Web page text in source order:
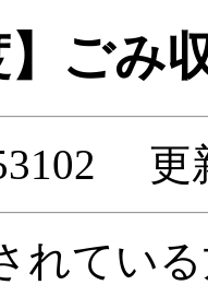
】ごみ
更
れてい